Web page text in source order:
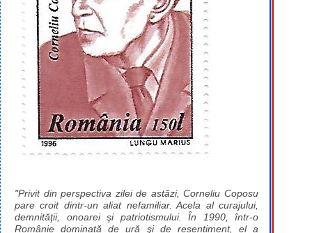
"Privit din perspectiva zilei de astăzi, Corneliu Coposu
pare croit dintr-un aliat nefamiliar. Acela al curajului,
demnităţii, onoarei şi patriotismului. În 1990, într-o
Românie dominată de ură şi de resentiment, el a